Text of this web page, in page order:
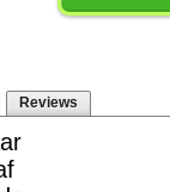
Reviews